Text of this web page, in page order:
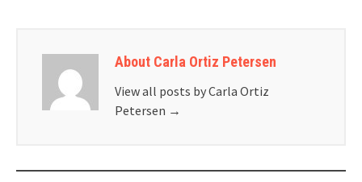
About Carla Ortiz Petersen
View all posts by Carla Ortiz
Petersen →